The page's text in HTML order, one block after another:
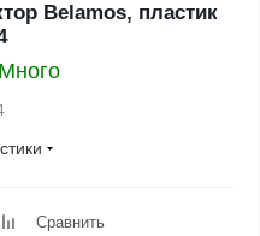
Belamos, пластик
Много
Сравнить